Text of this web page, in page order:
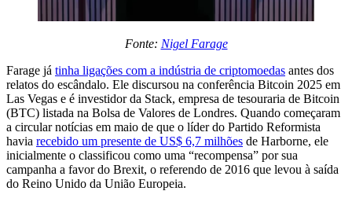
Fonte: Nigel Farage
Farage já tinha ligações com a indústria de criptomoedas antes dos
relatos do escândalo. Ele discursou na conferência Bitcoin 2025 em
Las Vegas e é investidor da Stack, empresa de tesouraria de Bitcoin
(BTC) listada na Bolsa de Valores de Londres. Quando começaram
a circular notícias em maio de que o líder do Partido Reformista
havia recebido um presente de US$ 6,7 milhões de Harborne, ele
inicialmente o classificou como uma “recompensa” por sua
campanha a favor do Brexit, o referendo de 2016 que levou à saída
do Reino Unido da União Europeia.